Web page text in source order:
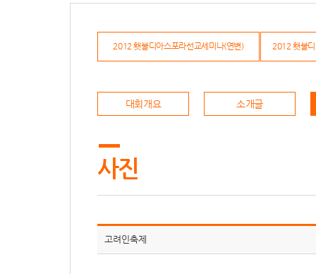
2012 횃불디아스포라선교세미나(연변) 2012 횃불
대회개요 소개글
사진
고려인축제